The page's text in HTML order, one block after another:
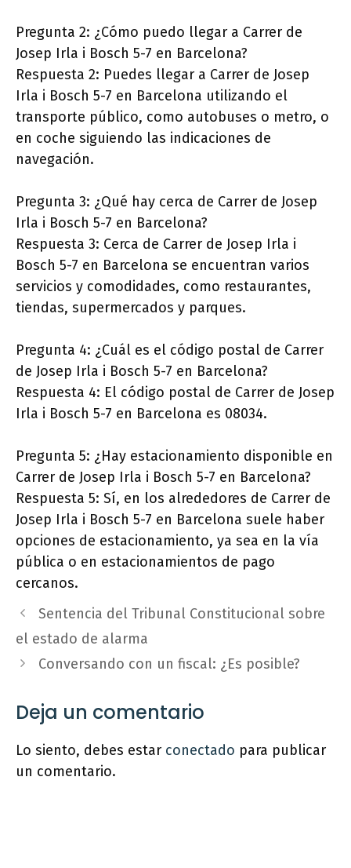
Pregunta 2: ¿Cómo puedo llegar a Carrer de
Josep Irla i Bosch 5-7 en Barcelona?
Respuesta 2: Puedes llegar a Carrer de Josep
Irla i Bosch 5-7 en Barcelona utilizando el
transporte público, como autobuses o metro, o
en coche siguiendo las indicaciones de
navegación.
Pregunta 3: ¿Qué hay cerca de Carrer de Josep
Irla i Bosch 5-7 en Barcelona?
Respuesta 3: Cerca de Carrer de Josep Irla i
Bosch 5-7 en Barcelona se encuentran varios
servicios y comodidades, como restaurantes,
tiendas, supermercados y parques.
Pregunta 4: ¿Cuál es el código postal de Carrer
de Josep Irla i Bosch 5-7 en Barcelona?
Respuesta 4: El código postal de Carrer de Josep
Irla i Bosch 5-7 en Barcelona es 08034.
Pregunta 5: ¿Hay estacionamiento disponible en
Carrer de Josep Irla i Bosch 5-7 en Barcelona?
Respuesta 5: Sí, en los alrededores de Carrer de
Josep Irla i Bosch 5-7 en Barcelona suele haber
opciones de estacionamiento, ya sea en la vía
pública o en estacionamientos de pago
cercanos.
Sentencia del Tribunal Constitucional sobre
el estado de alarma
Conversando con un fiscal: ¿Es posible?
Deja un comentario
Lo siento, debes estar conectado para publicar
un comentario.